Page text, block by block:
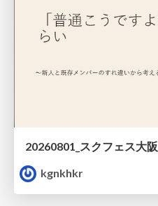
20260801_スクフェス大阪
kgnkhkr